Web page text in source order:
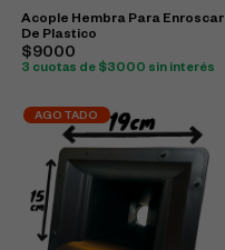
Acople Hembra Para Enroscar
De Plastico
$9000
3 cuotas de $3000 sin interés
AGOTADO